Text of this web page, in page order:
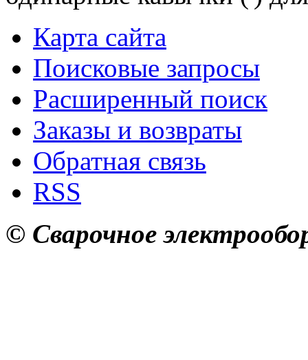
Карта сайта
Поисковые запросы
Расширенный поиск
Заказы и возвраты
Обратная связь
RSS
© Сварочное